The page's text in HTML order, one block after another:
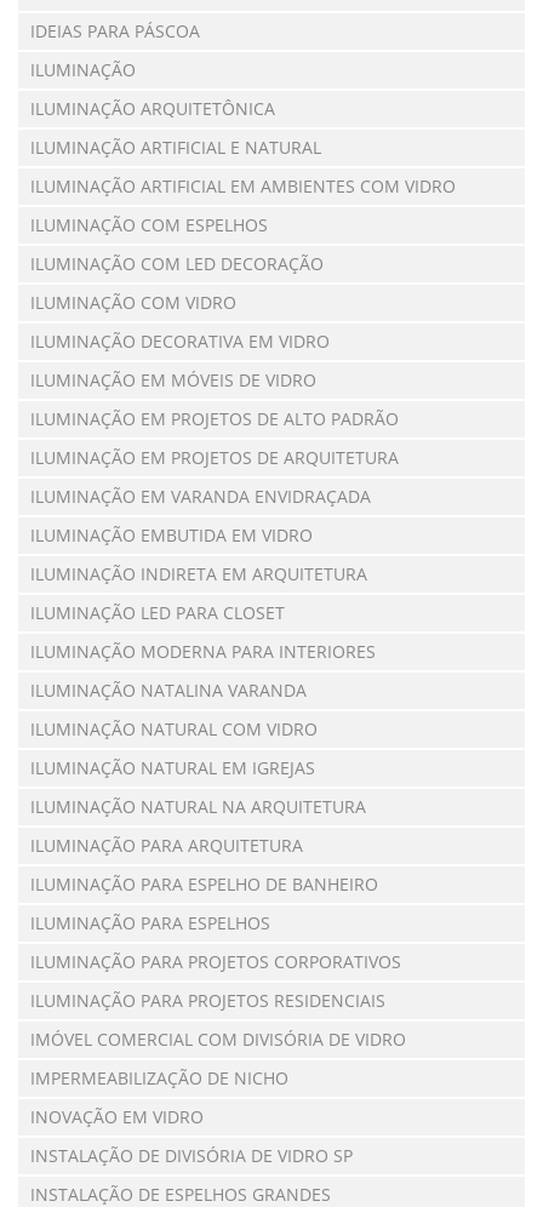
IDEIAS PARA PÁSCOA
ILUMINAÇÃO
ILUMINAÇÃO ARQUITETÔNICA
ILUMINAÇÃO ARTIFICIAL E NATURAL
ILUMINAÇÃO ARTIFICIAL EM AMBIENTES COM VIDRO
ILUMINAÇÃO COM ESPELHOS
ILUMINAÇÃO COM LED DECORAÇÃO
ILUMINAÇÃO COM VIDRO
ILUMINAÇÃO DECORATIVA EM VIDRO
ILUMINAÇÃO EM MÓVEIS DE VIDRO
ILUMINAÇÃO EM PROJETOS DE ALTO PADRÃO
ILUMINAÇÃO EM PROJETOS DE ARQUITETURA
ILUMINAÇÃO EM VARANDA ENVIDRAÇADA
ILUMINAÇÃO EMBUTIDA EM VIDRO
ILUMINAÇÃO INDIRETA EM ARQUITETURA
ILUMINAÇÃO LED PARA CLOSET
ILUMINAÇÃO MODERNA PARA INTERIORES
ILUMINAÇÃO NATALINA VARANDA
ILUMINAÇÃO NATURAL COM VIDRO
ILUMINAÇÃO NATURAL EM IGREJAS
ILUMINAÇÃO NATURAL NA ARQUITETURA
ILUMINAÇÃO PARA ARQUITETURA
ILUMINAÇÃO PARA ESPELHO DE BANHEIRO
ILUMINAÇÃO PARA ESPELHOS
ILUMINAÇÃO PARA PROJETOS CORPORATIVOS
ILUMINAÇÃO PARA PROJETOS RESIDENCIAIS
IMÓVEL COMERCIAL COM DIVISÓRIA DE VIDRO
IMPERMEABILIZAÇÃO DE NICHO
INOVAÇÃO EM VIDRO
INSTALAÇÃO DE DIVISÓRIA DE VIDRO SP
INSTALAÇÃO DE ESPELHOS GRANDES